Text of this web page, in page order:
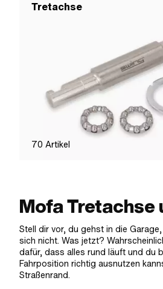
Tretachse
70 Artikel
Mofa Tretachse
Stell dir vor, du gehst in die
sich nicht. Was jetzt?
dafür, dass alles rund läuft und du
Fahrposition richtig ausnutzen
Straßenrand.